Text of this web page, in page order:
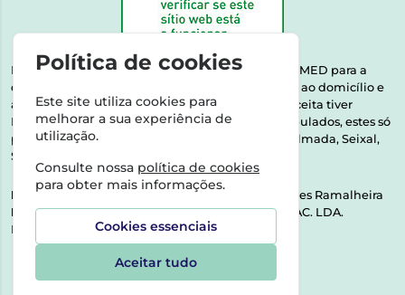
Esta farmácia encontra-se autorizada pelo INFARMED para a
dispensa de medicamentos e produtos de saúde ao domicílio e
através da internet. Medicamentos | Se na sua receita tiver
MSRM, MNSRM, MSRMV ou Medicamentos Manipulados, estes só
podem ser entregues nos seguintes concelhos: Almada, Seixal,
Sesimbra, Oeiras e Lisboa.
Direção Técnica:
Dra. Raquel Alexandra Fernandes Ramalheira
NIPC:513064133 | ASPAS E NÚMEROS SOC. FARMAC. LDA.
Rua dos Castanheiros 5 AB Feijó2810-036 Almada
Política de cookies
Este site utiliza cookies para
melhorar a sua experiência de
utilização.
Consulte nossa política de cookies
para obter mais informações.
Cookies essenciais
Aceitar tudo